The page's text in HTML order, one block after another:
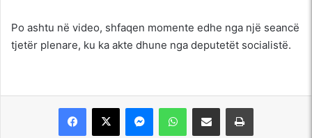
Po ashtu në video, shfaqen momente edhe nga një seancë
tjetër plenare, ku ka akte dhune nga deputetët socialistë.